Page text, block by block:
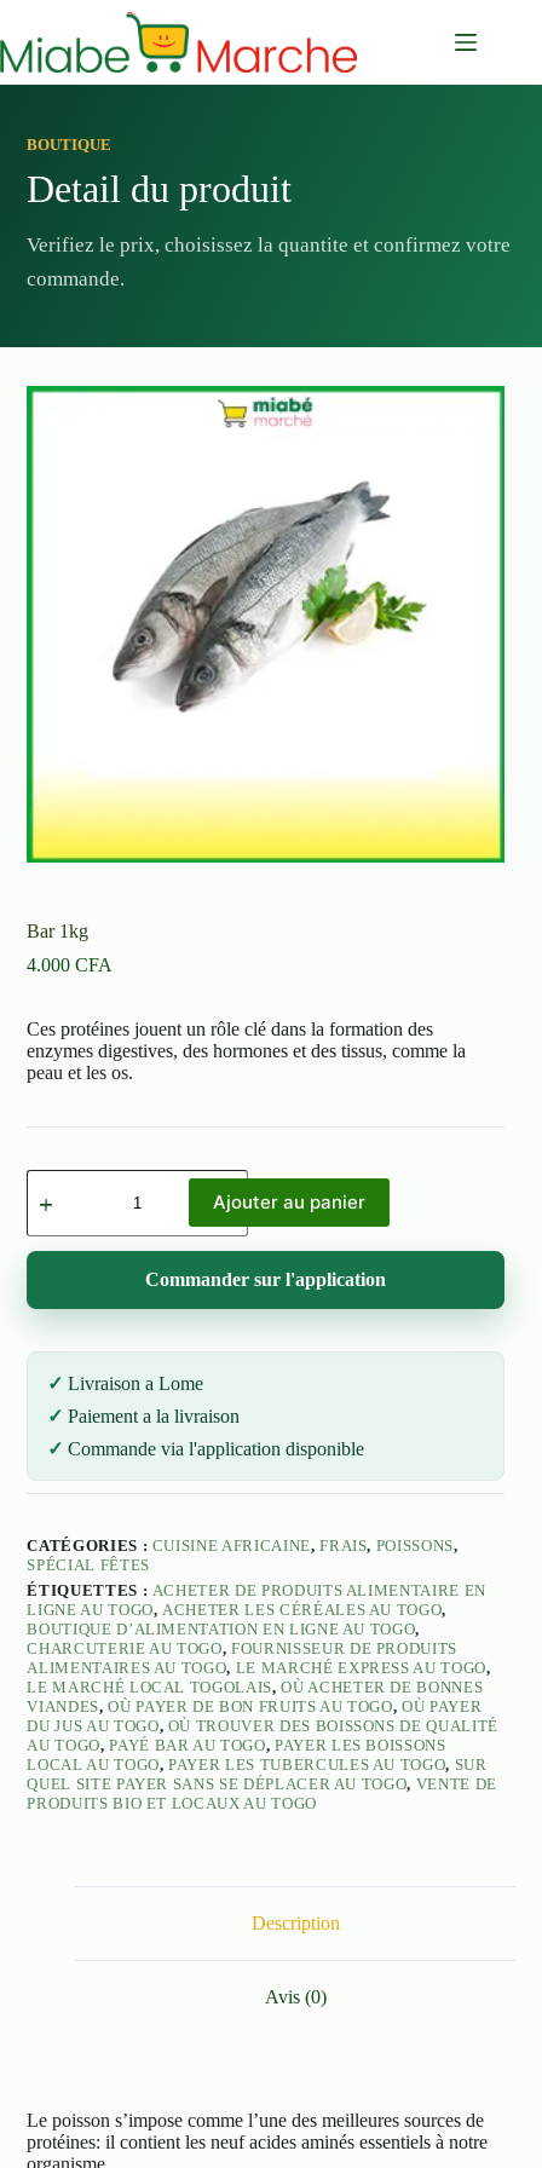
contenu
BOUTIQUE
Detail du produit
Verifiez le prix, choisissez la quantite et confirmez votre
commande.
Bar 1kg
4.000CFA
Ces protéines jouent un rôle clé dans la formation des
enzymes digestives, des hormones et des tissus, comme la
peau et les os.
quantité
de
1kg
Ajouter au panier
Commander sur l'application
Livraison a Lome
Paiement a la livraison
Commande via l'application disponible
CATÉGORIES : CUISINE AFRICAINE,FRAIS, POISSONS,
SPÉCIAL FÊTES
ÉTIQUETTES : ACHETER DE PRODUITS ALIMENTAIRE EN
LIGNE AU TOGO,ACHETER LES CÉRÉALES AU TOGO,
BOUTIQUE D’ALIMENTATION EN LIGNE AU TOGO,
CHARCUTERIE AU TOGO,FOURNISSEUR DE PRODUITS
ALIMENTAIRES AU TOGO, LE MARCHÉ EXPRESS AU TOGO,
LE MARCHÉ LOCAL TOGOLAIS,OÙ ACHETER DE BONNES
VIANDES,OÙ PAYER DE BON FRUITS AU TOGO,OÙ PAYER
DU JUS AU TOGO, OÙ TROUVER DES BOISSONS DE QUALITÉ
AU TOGO,PAYÉ BAR AU TOGO, PAYER LES BOISSONS
LOCAL AU TOGO,PAYER LES TUBERCULES AU TOGO, SUR
QUEL SITE PAYER SANS SE DÉPLACER AU TOGO, VENTE DE
PRODUITS BIO ET LOCAUX AU TOGO
Description
Avis (0)
Le poisson s’impose comme l’une des meilleures sources de
protéines: il contient les neuf acides aminés essentiels à notre